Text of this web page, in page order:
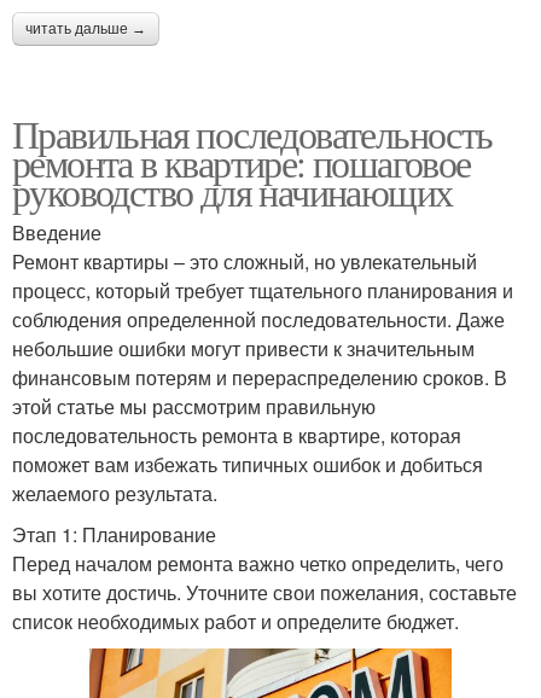
читать дальше →
Правильная последовательность
ремонта в квартире: пошаговое
руководство для начинающих
Введение
Ремонт квартиры – это сложный, но увлекательный
процесс, который требует тщательного планирования и
соблюдения определенной последовательности. Даже
небольшие ошибки могут привести к значительным
финансовым потерям и перераспределению сроков. В
этой статье мы рассмотрим правильную
последовательность ремонта в квартире, которая
поможет вам избежать типичных ошибок и добиться
желаемого результата.
Этап 1: Планирование
Перед началом ремонта важно четко определить, чего
вы хотите достичь. Уточните свои пожелания, составьте
список необходимых работ и определите бюджет.